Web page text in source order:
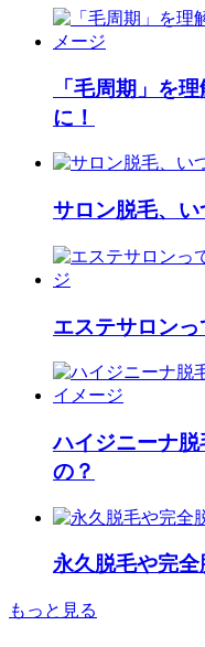
「毛周期」を
に！
サロン脱毛、い
エステサロン
ハイジニーナ
の？
永久脱毛や完全
もっと見る